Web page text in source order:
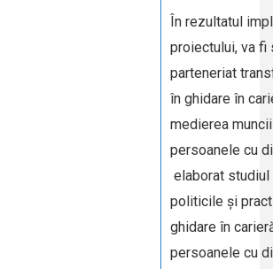
În rezultatul
proiectului, va fi
parteneriat
în ghidare în
medierea
persoanele cu
elaborat studiul
politicile și
ghidare în
persoanele cu